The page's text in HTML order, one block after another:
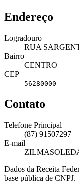
Endereço
Logradouro
RUA
Bairro
CENTRO
CEP
56280000
Contato
Telefone Principal
(87) 91507297
E-mail
Dados da Receita
base pública de CNPJ.